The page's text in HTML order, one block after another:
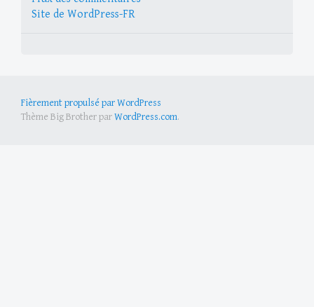
Site de WordPress-FR
Fièrement propulsé par WordPress
Thème Big Brother parWordPress.com.